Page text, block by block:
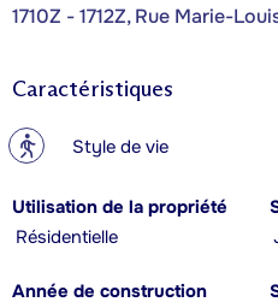
1710Z - 1712Z, Rue Marie-
Caractéristiques
? Style de vie
Utilisation de la propriété
Résidentielle
Année de construction